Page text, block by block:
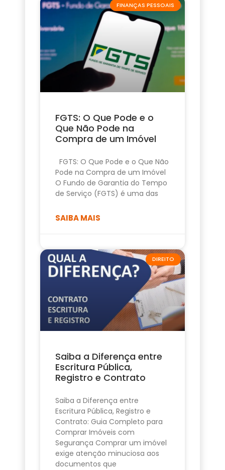
FINANÇAS PESSOAIS
FGTS: O Que Pode e o
Que Não Pode na
Compra de um Imóvel
FGTS: O Que Pode e o Que Não
Pode na Compra de um Imóvel
O Fundo de Garantia do Tempo
de Serviço (FGTS) é uma das
SAIBA MAIS
DIREITO
Saiba a Diferença entre
Escritura Pública,
Registro e Contrato
Saiba a Diferença entre
Escritura Pública, Registro e
Contrato: Guia Completo para
Comprar Imóveis com
Segurança Comprar um imóvel
exige atenção minuciosa aos
documentos que